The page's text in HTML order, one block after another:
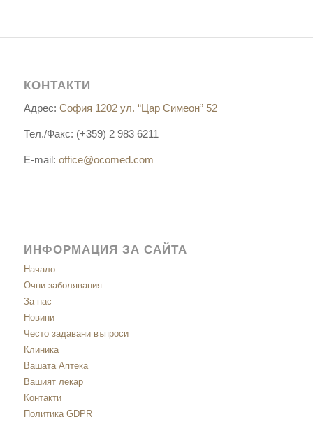
КОНТАКТИ
Адрес: София 1202 ул. “Цар Симеон” 52
Тел./Факс: (+359) 2 983 6211
E-mail: office@ocomed.com
ИНФОРМАЦИЯ ЗА САЙТА
Начало
Очни заболявания
За нас
Новини
Често задавани въпроси
Клиника
Вашата Аптека
Вашият лекар
Контакти
Политика GDPR